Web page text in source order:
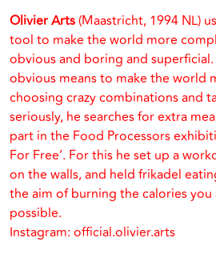
Olivier Arts (Maastricht, 1994 NL)
tool to make the world more
obvious and boring and superficial.
obvious means to make the world
choosing crazy combinations and
seriously, he searches for extra
part in the Food Processors
For Free’. For this he set up a
on the walls, and held frikadel
the aim of burning the calories you
possible.
Instagram: official.olivier.arts